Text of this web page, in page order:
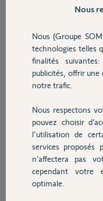
Sécurité
Domotique
Chauffage
Autres produits
Nous
Nous (Groupe
technologies telles
finalités
publicités, offrir une
notre trafic.
Nous respectons
pouvez choisir
l'utilisation de
services proposés
n’affectera pas
cependant votre
optimale.